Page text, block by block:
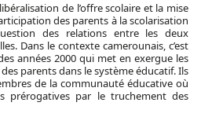
de l’offre scolaire et la mise
des parents à la scolarisation
des relations entre les deux
Dans le contexte camerounais, c’est
années 2000 qui met en exergue les
parents dans le système éducatif. Ils
de la communauté éducative où
prérogatives par le truchement des